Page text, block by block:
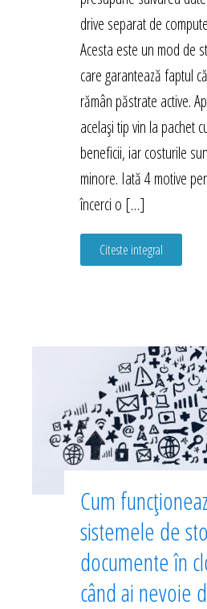
drive separat de
Acesta este un mod de
care garantează faptul
rămân păstrate active.
același tip vin la pachet
beneficii, iar costurile
minore. Iată 4 motive
încerci o […]
Citeste integral
Cum
sistemele de
documente în
când ai nevoie